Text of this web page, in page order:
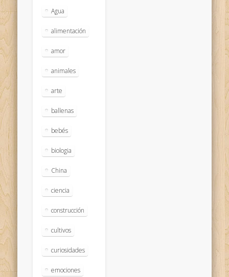
Agua
alimentación
amor
animales
arte
ballenas
bebés
biologia
China
ciencia
construcción
cultivos
curiosidades
emociones